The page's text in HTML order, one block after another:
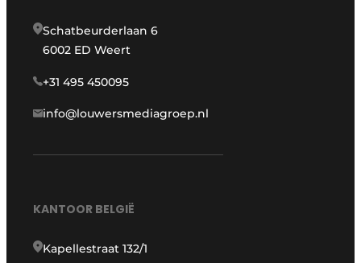
Schatbeurderlaan 6
6002 ED Weert
+31 495 450095
info@louwersmediagroep.nl
KANTOOR BELGIË
Kapellestraat 132/1